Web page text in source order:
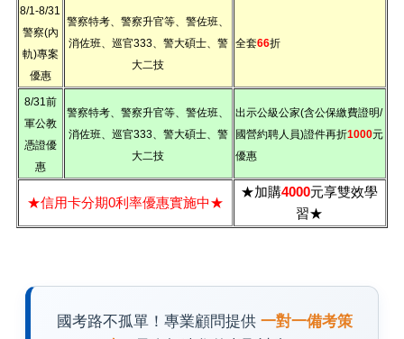
8/1-8/31
警察(內
軌)專案
優惠
警察特考、警察升官等、警佐班、
消佐班、巡官333、警大碩士、警
大二技
全套66折
8/31前
軍公教
憑證優
惠
警察特考、警察升官等、警佐班、
消佐班、巡官333、警大碩士、警
大二技
出示公級公家(含公保繳費證明/
國營約聘人員)證件再折1000元
優惠
★信用卡分期0利率優惠實施中★
★加購4000元享雙效學
習★
國考路不孤單！專業顧問提供 一對一備考策